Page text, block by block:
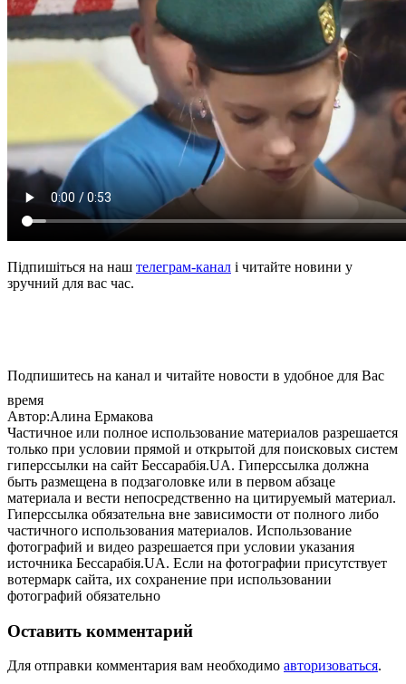
Підпишіться на наш телеграм-канал і читайте новини у
зручний для вас час.
Подпишитесь на канал и читайте новости в удобное для Вас
время
Автор:Алина Ермакова
Частичное или полное использование материалов разрешается
только при условии прямой и открытой для поисковых систем
гиперссылки на сайт Бессарабія.UA. Гиперссылка должна
быть размещена в подзаголовке или в первом абзаце
материала и вести непосредственно на цитируемый материал.
Гиперссылка обязательна вне зависимости от полного либо
частичного использования материалов. Использование
фотографий и видео разрешается при условии указания
источника Бессарабія.UA. Если на фотографии присутствует
вотермарк сайта, их сохранение при использовании
фотографий обязательно
Оставить комментарий
Для отправки комментария вам необходимо авторизоваться.